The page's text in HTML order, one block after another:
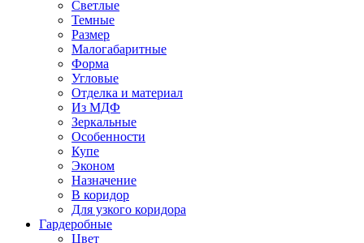
Светлые
Темные
Размер
Малогабаритные
Форма
Угловые
Отделка и материал
Из МДФ
Зеркальные
Особенности
Купе
Эконом
Назначение
В коридор
Для узкого коридора
Гардеробные
Цвет